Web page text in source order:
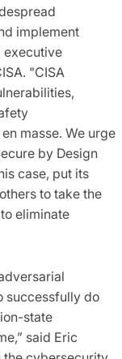
implement
executive
"CISA
masse. We urge
by Design
case, put its
to take the
eliminate
successfully do
state
said Eric